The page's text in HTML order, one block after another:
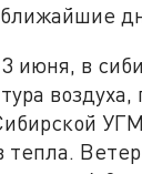
июня, в
тепла.